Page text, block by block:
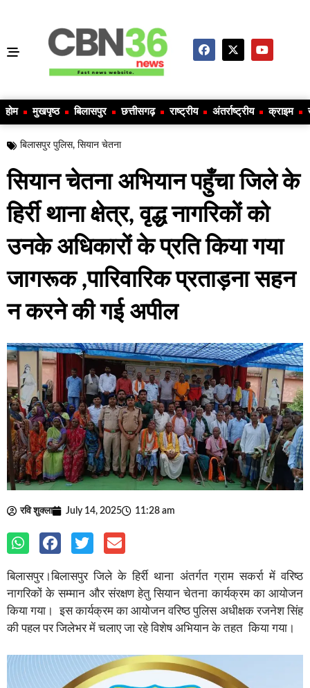
होम मुखपृष्ठ बिलासपुर छत्तीसगढ़ राष्ट्रीय अंतर्राष्ट्रीय क्राइम
बिलासपुर पुलिस, सियान चेतना
सियान चेतना अभियान पहुँचा जिले के
हिर्री थाना क्षेत्र, वृद्ध नागरिकों को
उनके अधिकारों के प्रति किया गया
जागरूक ,पारिवारिक प्रताड़ना सहन
न करने की गई अपील
रवि शुक्ला July 14, 2025 11:28 am
बिलासपुर।बिलासपुर जिले के हिर्री थाना अंतर्गत ग्राम सकर्रा में वरिष्ठ
नागरिकों के सम्मान और संरक्षण हेतु सियान चेतना कार्यक्रम का आयोजन
किया गया। इस कार्यक्रम का आयोजन वरिष्ठ पुलिस अधीक्षक रजनेश सिंह
की पहल पर जिलेभर में चलाए जा रहे विशेष अभियान के तहत किया गया।